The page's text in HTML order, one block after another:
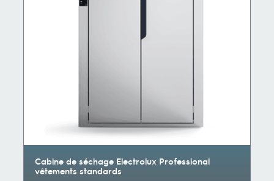
Cabine de séchage Electrolux Professional
vêtements standards